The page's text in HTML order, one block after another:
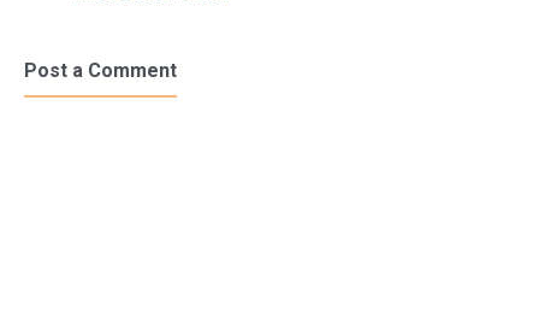
Post a Comment